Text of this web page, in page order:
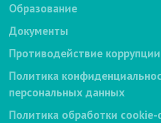
Образование
Документы
Противодействие коррупции
Политика
персональных данных
Политика обработки